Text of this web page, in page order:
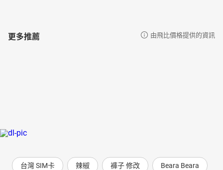
更多推薦 由飛比價格提供的資訊
台灣 SIM卡 辣椒 褲子 修改 Beara Beara